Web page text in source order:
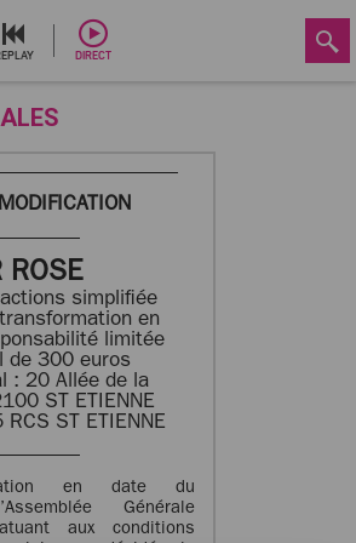
DIRECT
ROSE
simplifiée
en
limitée
de 300 euros
: 20 Allée de la
ST ETIENNE
ST ETIENNE
en date du
Générale
aux conditions